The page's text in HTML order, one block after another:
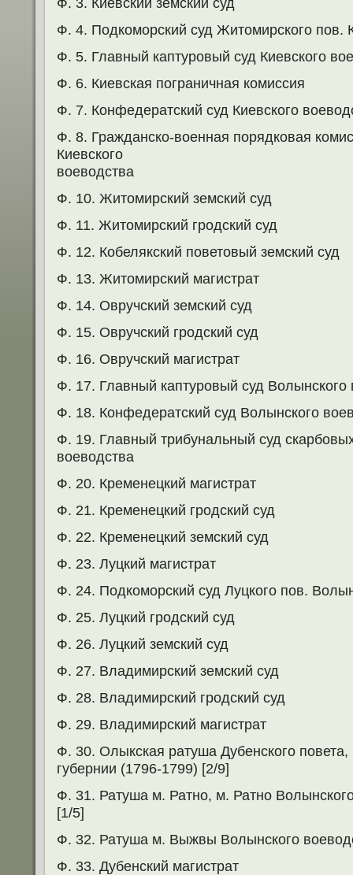
Ф. 4. Подкоморский суд Житомирского пов.
Ф. 5. Главный каптуровый суд Киевского
Ф. 6. Киевская пограничная комиссия
Ф. 7. Конфедератский суд Киевского
Ф. 8. Гражданско-военная порядковая
Киевского
воеводства
Ф. 10. Житомирский земский суд
Ф. 11. Житомирский гродский суд
Ф. 12. Кобелякский поветовый земский суд
Ф. 13. Житомирский магистрат
Ф. 14. Овручский земский суд
Ф. 15. Овручский гродский суд
Ф. 16. Овручский магистрат
Ф. 17. Главный каптуровый суд Волынского
Ф. 18. Конфедератский суд Волынского
Ф. 19. Главный трибунальный суд
воеводства
Ф. 20. Кременецкий магистрат
Ф. 21. Кременецкий гродский суд
Ф. 22. Кременецкий земский суд
Ф. 23. Луцкий магистрат
Ф. 24. Подкоморский суд Луцкого пов.
Ф. 25. Луцкий гродский суд
Ф. 26. Луцкий земский суд
Ф. 27. Владимирский земский суд
Ф. 28. Владимирский гродский суд
Ф. 29. Владимирский магистрат
Ф. 30. Олыкская ратуша Дубенского
губернии (1796-1799) [2/9]
Ф. 31. Ратуша м. Ратно, м. Ратно
[1/5]
Ф. 32. Ратуша м. Выжвы Волынского
Ф. 33. Дубенский магистрат